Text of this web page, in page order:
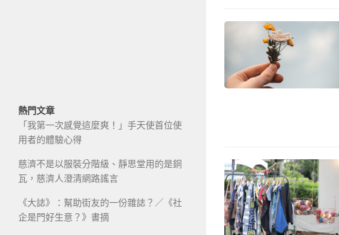
熱門文章
「我第一次感覺這麼爽！」手天使首位使
用者的體驗心得
慈濟不是以服裝分階級、靜思堂用的是銅
瓦，慈濟人澄清網路謠言
《大誌》：幫助街友的一份雜誌？／《社
企是門好生意？》書摘